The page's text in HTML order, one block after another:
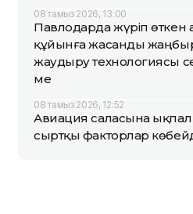
08 тамыз 2026, 13:00
Павлодарда жүріп өткен
құйынға жасанды
жаудыру технологиясы
ме
08 тамыз 2026, 12:52
Авиация саласына ықпал
сыртқы факторлар